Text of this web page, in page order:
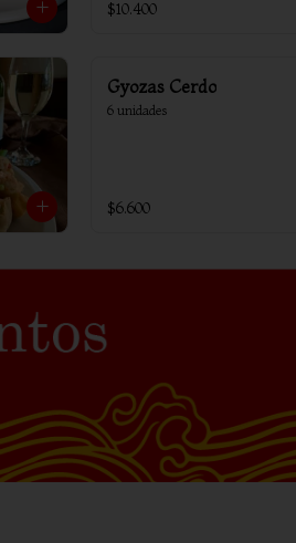
$10.400
Gyozas Cerdo
6 unidades
$6.600